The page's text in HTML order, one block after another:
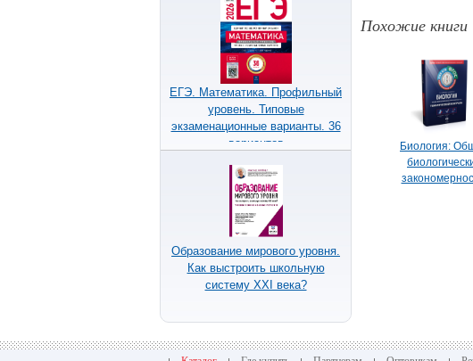
ЕГЭ. Математика. Профильный
уровень. Типовые
экзаменационные варианты. 36
вариантов
Образование мирового уровня.
Как выстроить школьную
систему XXI века?
Похожие книги
Биология: